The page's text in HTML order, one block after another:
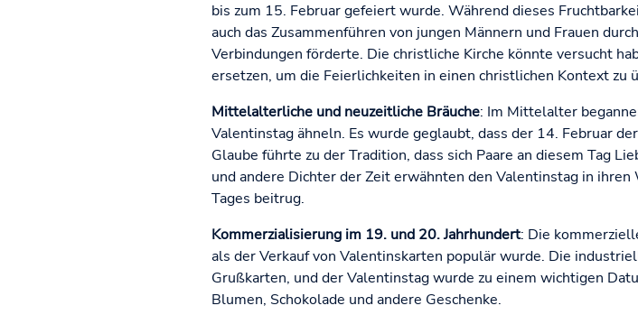
bis zum 15. Februar gefeiert wurde. Während dieses
auch das Zusammenführen von jungen Männern und Frauen
Verbindungen förderte. Die christliche Kirche könnte versucht
ersetzen, um die Feierlichkeiten in einen christlichen Kontext zu
Mittelalterliche und neuzeitliche Bräuche: Im Mittelalter
Valentinstag ähneln. Es wurde geglaubt, dass der 14. Februar
Glaube führte zu der Tradition, dass sich Paare an diesem Tag
und andere Dichter der Zeit erwähnten den Valentinstag in
Tages beitrug.
Kommerzialisierung im 19. und 20. Jahrhundert: Die
als der Verkauf von Valentinskarten populär wurde. Die
Grußkarten, und der Valentinstag wurde zu einem wichtigen
Blumen, Schokolade und andere Geschenke.